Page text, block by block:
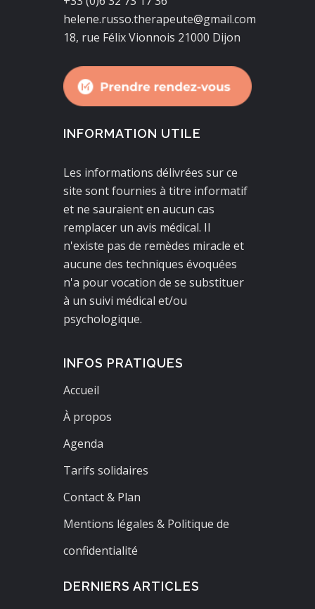
helene.russo.therapeute@gmail.com
18, rue Félix Vionnois 21000 Dijon
INFORMATION UTILE
Les informations délivrées sur ce
site sont fournies à titre informatif
et ne sauraient en aucun cas
remplacer un avis médical. Il
n'existe pas de remèdes miracle et
aucune des techniques évoquées
n'a pour vocation de se substituer
à un suivi médical et/ou
psychologique.
INFOS PRATIQUES
Accueil
À propos
Agenda
Tarifs solidaires
Contact & Plan
Mentions légales & Politique de
confidentialité
DERNIERS ARTICLES